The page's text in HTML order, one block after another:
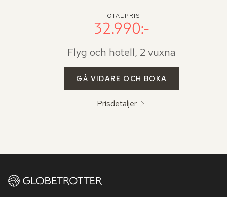
TOTALPRIS
32.990:-
Flyg och hotell, 2 vuxna
GÅ VIDARE OCH BOKA
Prisdetaljer